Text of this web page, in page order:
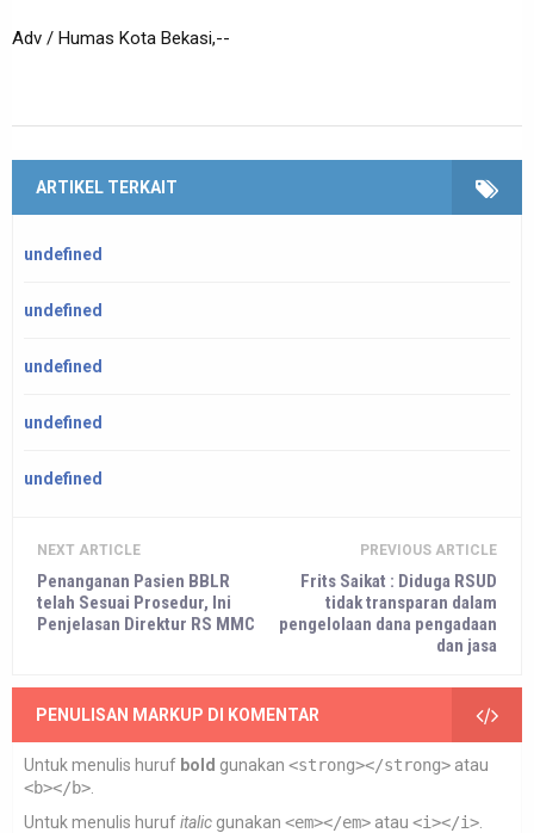
Adv / Humas Kota Bekasi,--
ARTIKEL TERKAIT
undefined
undefined
undefined
undefined
undefined
NEXT ARTICLE
Penanganan Pasien BBLR
telah Sesuai Prosedur, Ini
Penjelasan Direktur RS MMC
PREVIOUS ARTICLE
Frits Saikat : Diduga RSUD
tidak transparan dalam
pengelolaan dana pengadaan
dan jasa
PENULISAN MARKUP DI KOMENTAR
Untuk menulis huruf bold gunakan <strong></strong> atau
<b></b>
Untuk menulis hurufitalic gunakan <em></em> atau <i></i>